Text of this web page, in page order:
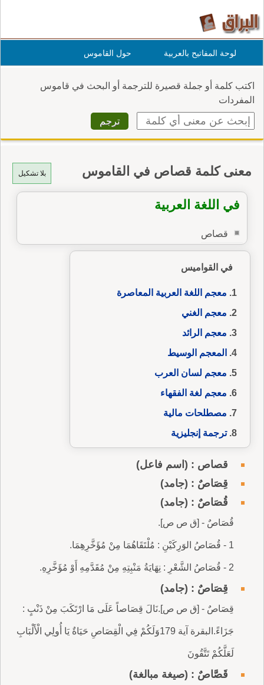
لوحة المفاتيح بالعربية حول القاموس
اكتب كلمة أو جملة قصيرة للترجمة أو البحث في قاموس
المفردات
بلا تشكيل معنى كلمة قصاص في القاموس
في اللغة العربية
قصاص
في القواميس
معجم اللغة العربية المعاصرة
معجم الغني
معجم الرائد
المعجم الوسيط
معجم لسان العرب
معجم لغة الفقهاء
مصطلحات مالية
ترجمة إنجليزية
قصاص : (اسم فاعل)
قِصَاصٌ : (جامد)
قُصَاصٌ : (جامد)
قُصَاصٌ - [ق ص ص].
1 - قُصَاصُ الوَرِكَيْنِ : مُلْتَقَاهُمَا مِنْ مُؤَخَّرِهِمَا.
2 - قُصَاصُ الشَّعْرِ : نِهَايَةُ مَنْبِتِهِ مِنْ مُقَدَّمِهِ أَوْ مُؤَخَّرِهِ.
قِصَاصٌ : (جامد)
قِصَاصٌ - [ق ص ص].نَالَ قِصَاصاً عَلَى مَا ارْتَكَبَ مِنْ ذَنْبٍ :
جَزَاءً.البقرة آية 179وَلَكُمْ فِي الْقِصَاصِ حَيَاةٌ يَا أُولِي الْأَلْبَابِ
لَعَلَّكُمْ تَتَّقُونَ
قَصَّاصٌ : (صيغة مبالغة)